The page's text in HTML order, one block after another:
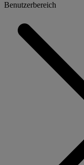
Benutzerbereich